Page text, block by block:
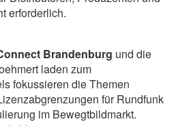
erforderlich.
Brandenburg und die
laden zum
fokussieren die Themen
für Rundfunk
im Bewegtbildmarkt.